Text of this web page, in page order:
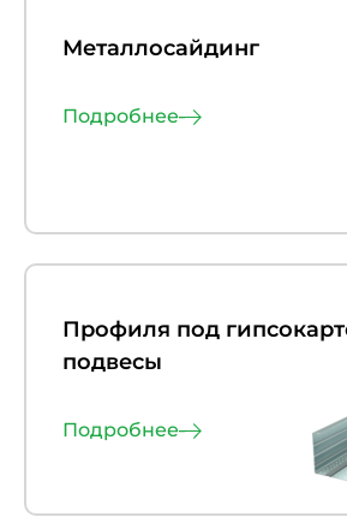
Металлосайдинг
Подробнее
Профиля под
подвесы
Подробнее